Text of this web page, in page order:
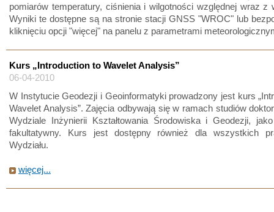
pomiarów temperatury, ciśnienia i wilgotności względnej wraz z
Wyniki te dostępne są na stronie stacji GNSS "WROC" lub
kliknięciu opcji "więcej" na panelu z parametrami
Kurs „Introduction to Wavelet Analysis”
06-04-2010
W Instytucie Geodezji i Geoinformatyki prowadzony jest kurs
Wavelet Analysis”. Zajęcia odbywają się w ramach studiów
Wydziale Inżynierii Kształtowania Środowiska i Geodezji,
fakultatywny. Kurs jest dostępny również dla wszystkich
Wydziału.
więcej...